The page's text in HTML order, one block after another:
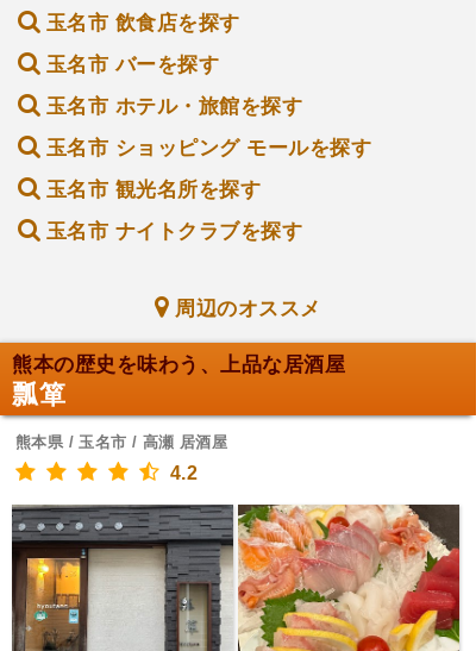
玉名市 飲食店を探す
玉名市 バーを探す
玉名市 ホテル・旅館を探す
玉名市 ショッピング モールを探す
玉名市 観光名所を探す
玉名市 ナイトクラブを探す
周辺のオススメ
熊本の歴史を味わう、上品な居酒屋
瓢箪
熊本県 / 玉名市 / 高瀬 居酒屋
4.2